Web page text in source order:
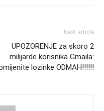
Next article
UPOZORENJE za skoro 2
milijarde korisnika Gmaila:
lozinke ODMAH!!!!!!